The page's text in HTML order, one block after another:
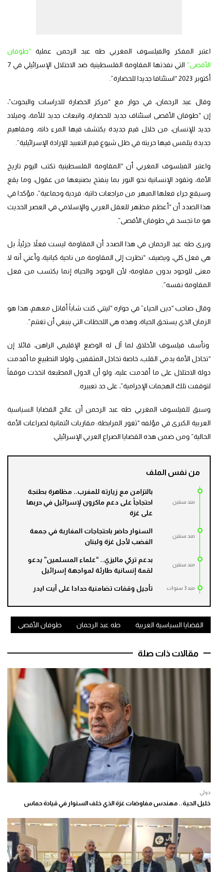
اعتبر المفكر والفيلسوف المغربي طه عبد الرحمن عملية “طوفان
الأقصى”
التي نفذتها المقاومة الفلسطينية ضد الاحتلال الإسرائيلي في 7
أكتوبر 2023 “استئنافا جديدا للحضارة”.
وقال عبد الرحمان، في حوار مع “مركز الحضارة للدراسات والبحوث”،
إن “طوفان الأقصى استئناف جديد للحضارة، وانبعاث جديد للأمة، وميلاد
جديد للإنسان، من خلال قيم جديدة يكتشف فيها المرء ذاته، ومفاهيم
جديدة يتلمس فيها حريته في ظل شيوع قيم التعبيد للإرادة الإسرائيلية”.
واعتبر الفيلسوف المغربي أن “المقاومة الفلسطينية تكتب اليوم تاريخ
الأمة، وتقود الإنسانية نحو النور بما ينفتح بصنيعها من عقول، وما يقع
وسيقع جراء فعلها المبهر من مراجعات ذاتية: فردية وجماعية”، مؤكدا في
هذا الصدد أن “أعظم مظهر للعقل العربي والإسلامي في العصر الحديث
هو ما تجسد في طوفان الأقصى”.
ويرى طه عبد الرحمان في هذا الصدد أن المقاومة ليست فعلاً جزئياً، بل
هي فعل كلي، ويضيف: “نظرت إلى المقاومة من ناحية كيانية، وأعني أنه لا
معنى للوجود بدون مقاومة؛ لأن الوجود والحياة إنما يكتسب من فعل
المقاومة نفسه”.
وقال صاحب “دين الحياء” في حواره “ليتني كنت شاباً أقاتل معهم، هذا هو
الزمان الذي يستحق الحياة، وهذه هي اللحظات التي ينبغي أن تغتنم”.
وتأسف فيلسوف الأخلاق لما آل له الوضع الإقليمي الراهن، قائلا إن
“تخاذل الأمة يدمي القلب، خاصة تخاذل المثقفين، ولولا التطبيع ما أقدمت
دولة الاحتلال على ما أقدمت عليه، ولو أن الدول المطبعة اتخذت موقفاً
لتوقفت تلك الهجمات الإجرامية”، على حد تعبيره.
وسبق للفيلسوف المغربي طه عبد الرحمن أن عالج القضايا السياسية
العربية الكبرى في مؤلفه “ثغور المرابطة: مقاربات ائتمانية لصراعات الأمة
الحالية” ومن ضمن هذه القضايا الصراع العربي الإسرائيلي.
من نفس الملف
مند سنتين
بالتزامن مع زيارته للمغرب.. مظاهرة بطنجة
احتجاجاً على دعم ماكرون لإسرائيل في حربها
على غزة
مند سنتين
السنوار حاضر باحتجاجات المغاربة في جمعة
الغضب لأجل غزة ولبنان
مند سنتين
بدعم تركي ماليزي.. “علماء المسلمين” يدعو
لقمة إنسانية طارئة لمواجهة إسرائيل
مند 3 سنوات تأجيل وقفات تضامنية حدادا على آيت ايدر
القضايا السياسية العربية طه عبد الرحمان طوفان الأقصى
مقالات ذات صلة
دولي
خليل الحية.. مهندس مفاوضات غزة الذي خلف السنوار في قيادة حماس